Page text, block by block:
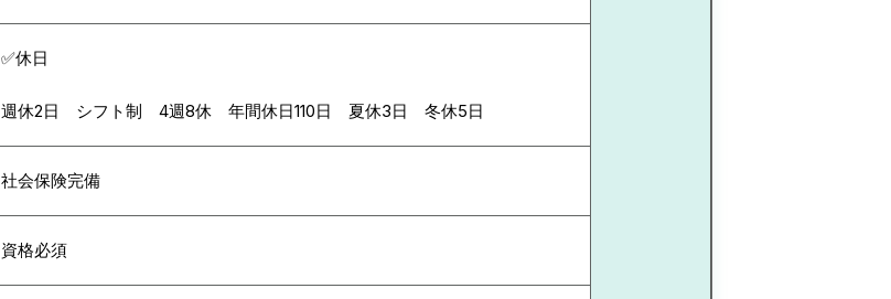
✅休日
週休2日 シフト制 4週8休 年間休日110日 夏休3日 冬休5日
社会保険完備
資格必須